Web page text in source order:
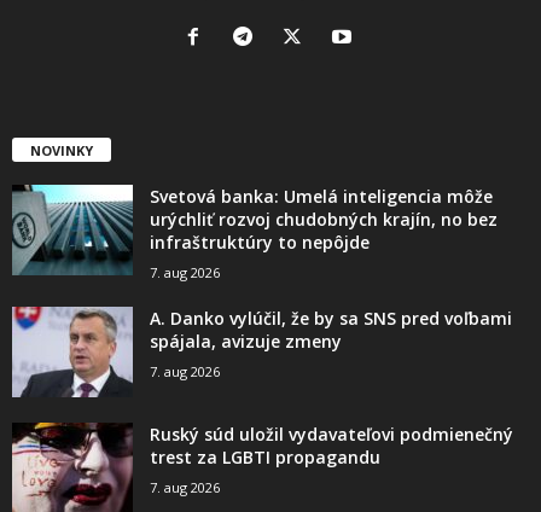
NOVINKY
Svetová banka: Umelá inteligencia môže
urýchliť rozvoj chudobných krajín, no bez
infraštruktúry to nepôjde
7. aug 2026
A. Danko vylúčil, že by sa SNS pred voľbami
spájala, avizuje zmeny
7. aug 2026
Ruský súd uložil vydavateľovi podmienečný
trest za LGBTI propagandu
7. aug 2026